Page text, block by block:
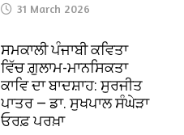
31 March 2026
ਸਮਕਾਲੀ ਪੰਜਾਬੀ ਕਵਿਤਾ
ਵਿੱਚ ਗ਼ੁਲਾਮ-ਮਾਨਸਿਕਤਾ
ਕਾਵਿ ਦਾ ਬਾਦਸ਼ਾਹ: ਸੁਰਜੀਤ
ਪਾਤਰ — ਡਾ. ਸੁਖਪਾਲ ਸੰਘੇੜਾ
ਓਰਫ਼ ਪਰਖ਼ਾ